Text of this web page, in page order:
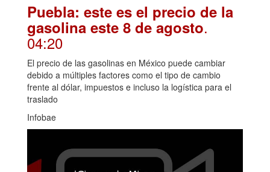
Puebla: este es el precio de la
gasolina este 8 de agosto.
04:20
El precio de las gasolinas en México puede cambiar
debido a múltiples factores como el tipo de cambio
frente al dólar, impuestos e incluso la logística para el
traslado
Infobae